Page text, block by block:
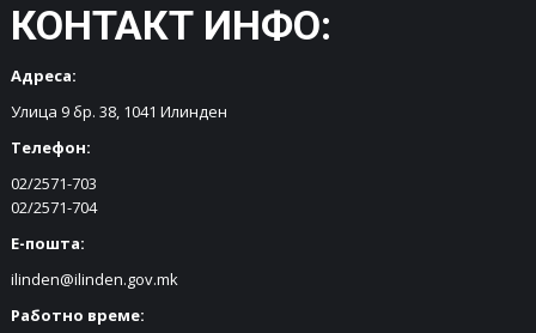
КОНТАКТ ИНФО:
Адреса:
Улица 9 бр. 38, 1041 Илинден
Телефон:
02/2571-703
02/2571-704
Е-пошта:
ilinden@ilinden.gov.mk
Работно време: